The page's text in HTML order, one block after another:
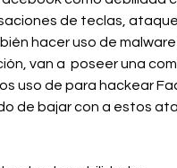
de teclas,
hacer uso de
van a  poseer una
uso de para hackear
de bajar con a estos